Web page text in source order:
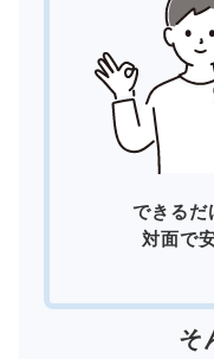
できるだ
対面で
そ